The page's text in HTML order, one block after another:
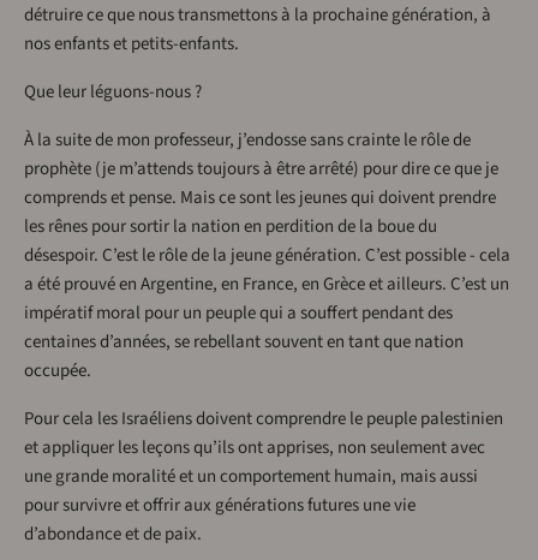
détruire ce que nous transmettons à la prochaine génération, à
nos enfants et petits-enfants.
Que leur léguons-nous ?
À la suite de mon professeur, j’endosse sans crainte le rôle de
prophète (je m’attends toujours à être arrêté) pour dire ce que je
comprends et pense. Mais ce sont les jeunes qui doivent prendre
les rênes pour sortir la nation en perdition de la boue du
désespoir. C’est le rôle de la jeune génération. C’est possible - cela
a été prouvé en Argentine, en France, en Grèce et ailleurs. C’est un
impératif moral pour un peuple qui a souffert pendant des
centaines d’années, se rebellant souvent en tant que nation
occupée.
Pour cela les Israéliens doivent comprendre le peuple palestinien
et appliquer les leçons qu’ils ont apprises, non seulement avec
une grande moralité et un comportement humain, mais aussi
pour survivre et offrir aux générations futures une vie
d’abondance et de paix.